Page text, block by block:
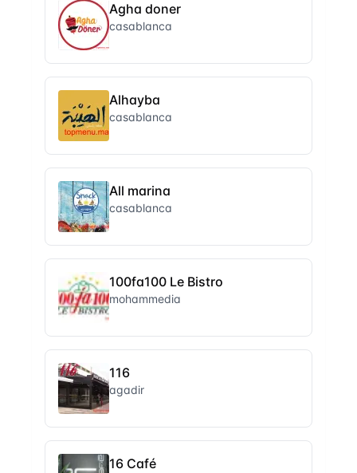
Agha doner
casablanca
Alhayba
casablanca
All marina
casablanca
100fa100 Le Bistro
mohammedia
116
agadir
16 Café